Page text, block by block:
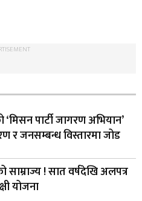
पार्टी जागरण अभियान’
जनसम्बन्ध विस्तारमा जोड
साम्राज्य ! सात वर्षदेखि अलपत्र
योजना